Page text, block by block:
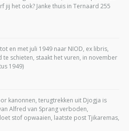
jij het ook? Janke thuis in Ternaard 255
en met juli 1949 naar NIOD, ex libris,
schieten, staakt het vuren, in november
1949)
kanonnen, terugtrekken uit Djogja is
Alfred van Sprang verboden,
stof opwaaien, laatste post Tjikaremas,